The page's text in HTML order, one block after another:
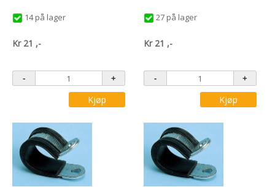
14 på lager
Kr 21 ,-
Kjøp
27 på lager
Kr 21 ,-
Kjøp